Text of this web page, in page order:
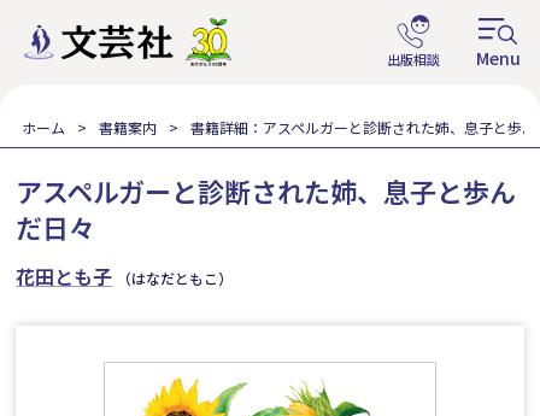
ホーム 書籍案内 書籍詳細：アスペルガーと診断された姉、息子と歩
アスペルガーと診断された姉、息子と歩ん
だ日々
花田とも子 （はなだともこ）